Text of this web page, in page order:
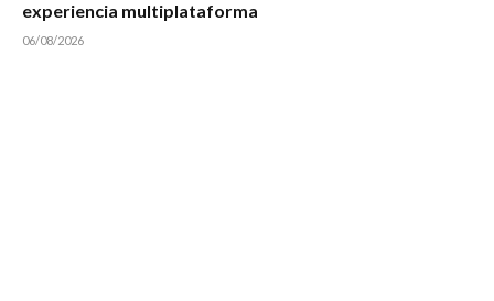
experiencia multiplataforma
06/08/2026